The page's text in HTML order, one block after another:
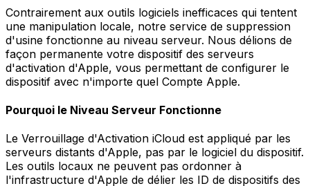
Contrairement aux outils logiciels inefficaces qui tentent
une manipulation locale, notre service de suppression
d'usine fonctionne au niveau serveur. Nous délions de
façon permanente votre dispositif des serveurs
d'activation d'Apple, vous permettant de configurer le
dispositif avec n'importe quel Compte Apple.
Pourquoi le Niveau Serveur Fonctionne
Le Verrouillage d'Activation iCloud est appliqué par les
serveurs distants d'Apple, pas par le logiciel du dispositif.
Les outils locaux ne peuvent pas ordonner à
l'infrastructure d'Apple de délier les ID de dispositifs des